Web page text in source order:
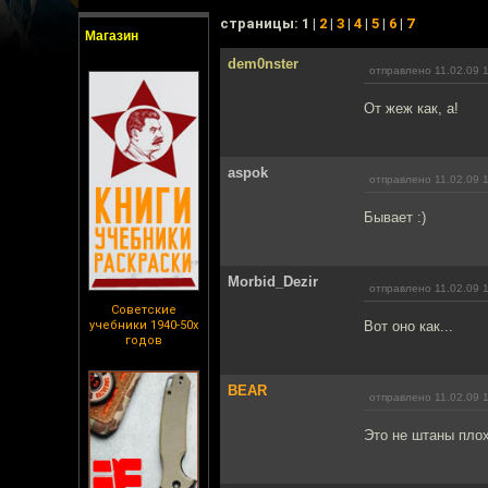
Магазин
Советские
учебники 1940-50х
годов
cтраницы: 1 | 2 | 3 | 4 | 5 | 6 | 7
dem0nster отправлено 11.02.09
От жеж как, а!
aspok отправлено 11.02.09
Бывает :)
Morbid_Dezir отправлено 11.02.09
Вот оно как...
BEAR отправлено 11.02.09
Это не штаны